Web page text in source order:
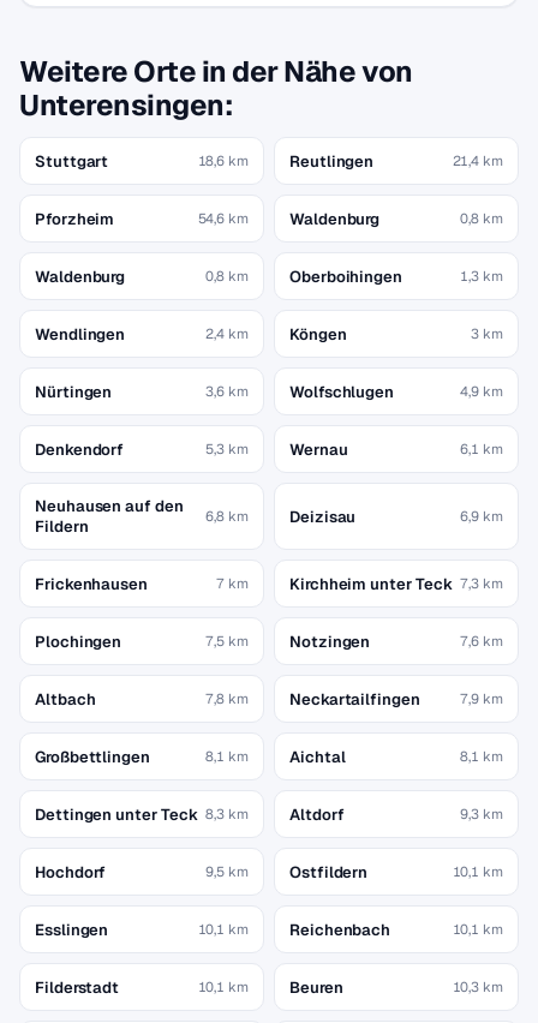
Weitere Orte in der Nähe von
Unterensingen:
Stuttgart 18,6 km Reutlingen 21,4 km
Pforzheim 54,6 km Waldenburg 0,8 km
Waldenburg 0,8 km Oberboihingen 1,3 km
Wendlingen 2,4 km Köngen 3 km
Nürtingen 3,6 km Wolfschlugen 4,9 km
Denkendorf 5,3 km Wernau 6,1 km
Neuhausen auf den
Fildern
6,8 km Deizisau 6,9 km
Frickenhausen 7 km Kirchheim unter Teck 7,3 km
Plochingen 7,5 km Notzingen 7,6 km
Altbach 7,8 km Neckartailfingen 7,9 km
Großbettlingen 8,1 km Aichtal 8,1 km
Dettingen unter Teck 8,3 km Altdorf 9,3 km
Hochdorf 9,5 km Ostfildern 10,1 km
Esslingen 10,1 km Reichenbach 10,1 km
Filderstadt 10,1 km Beuren 10,3 km